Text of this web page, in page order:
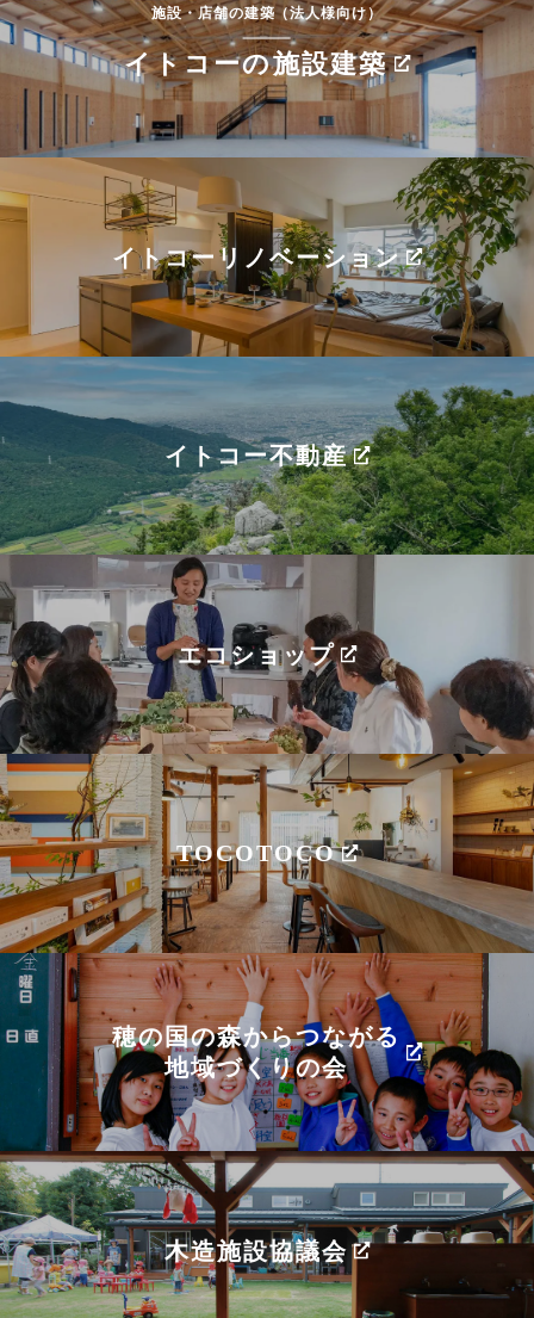
施設・店舗の建築（法人様向け）
イトコーの施設建築
イトコーリノベーション
イトコー不動産
エコショップ
TOCOTOCO
穂の国の森からつながる
地域づくりの会
木造施設協議会